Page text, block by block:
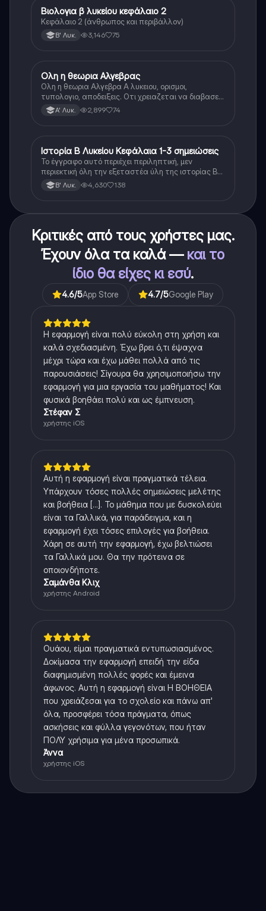
Βιολογία
Βιολογια β λυκείου κεφάλαιο 2
Κεφάλαιο 2 (άνθρωπος και περιβάλλον)
Β' Λυκ. 3,146 75
Μαθηματικά
Ολη η θεωρια Αλγεβρας
Ολη η θεωρια Αλγεβρα Α λυκειου, ορισμοι,
τυπολογιο, αποδειξεις. Οτι χρειαζεται να διαβασεις
για το θεωρητικο κομματι της αλγεβρας.
Α' Λυκ. 2,899 74
Ιστορία
Ιστορία Β Λυκείου Κεφάλαια 1-3 σημειώσεις
Το έγγραφο αυτό περιέχει περιληπτική, μεν
περιεκτική όλη την εξεταστέα ύλη της ιστορίας Β
λυκείου για τα πρώτα 3 Κεφάλαια, δηλαδή την
μισή ύλη. Το έγγραφο έχει γραφτεί με προσοχή και
Β' Λυκ. 4,630 138
Κριτικές από τους χρήστες μας.
Έχουν όλα τα καλά — και το
ίδιο θα είχες κι εσύ.
4.6/5App Store 4.7/5Google Play
Η εφαρμογή είναι πολύ εύκολη στη χρήση και
καλά σχεδιασμένη. Έχω βρει ό,τι έψαχνα
μέχρι τώρα και έχω μάθει πολλά από τις
παρουσιάσεις! Σίγουρα θα χρησιμοποιήσω την
εφαρμογή για μια εργασία του μαθήματος! Και
φυσικά βοηθάει πολύ και ως έμπνευση.
Στέφαν Σ
χρήστης iOS
Αυτή η εφαρμογή είναι πραγματικά τέλεια.
Υπάρχουν τόσες πολλές σημειώσεις μελέτης
και βοήθεια [...]. Το μάθημα που με δυσκολεύει
είναι τα Γαλλικά, για παράδειγμα, και η
εφαρμογή έχει τόσες επιλογές για βοήθεια.
Χάρη σε αυτή την εφαρμογή, έχω βελτιώσει
τα Γαλλικά μου. Θα την πρότεινα σε
οποιονδήποτε.
Σαμάνθα Κλιχ
χρήστης Android
Ουάου, είμαι πραγματικά εντυπωσιασμένος.
Δοκίμασα την εφαρμογή επειδή την είδα
διαφημισμένη πολλές φορές και έμεινα
άφωνος. Αυτή η εφαρμογή είναι Η ΒΟΗΘΕΙΑ
που χρειάζεσαι για το σχολείο και πάνω απ'
όλα, προσφέρει τόσα πράγματα, όπως
ασκήσεις και φύλλα γεγονότων, που ήταν
ΠΟΛΥ χρήσιμα για μένα προσωπικά.
Άννα
χρήστης iOS